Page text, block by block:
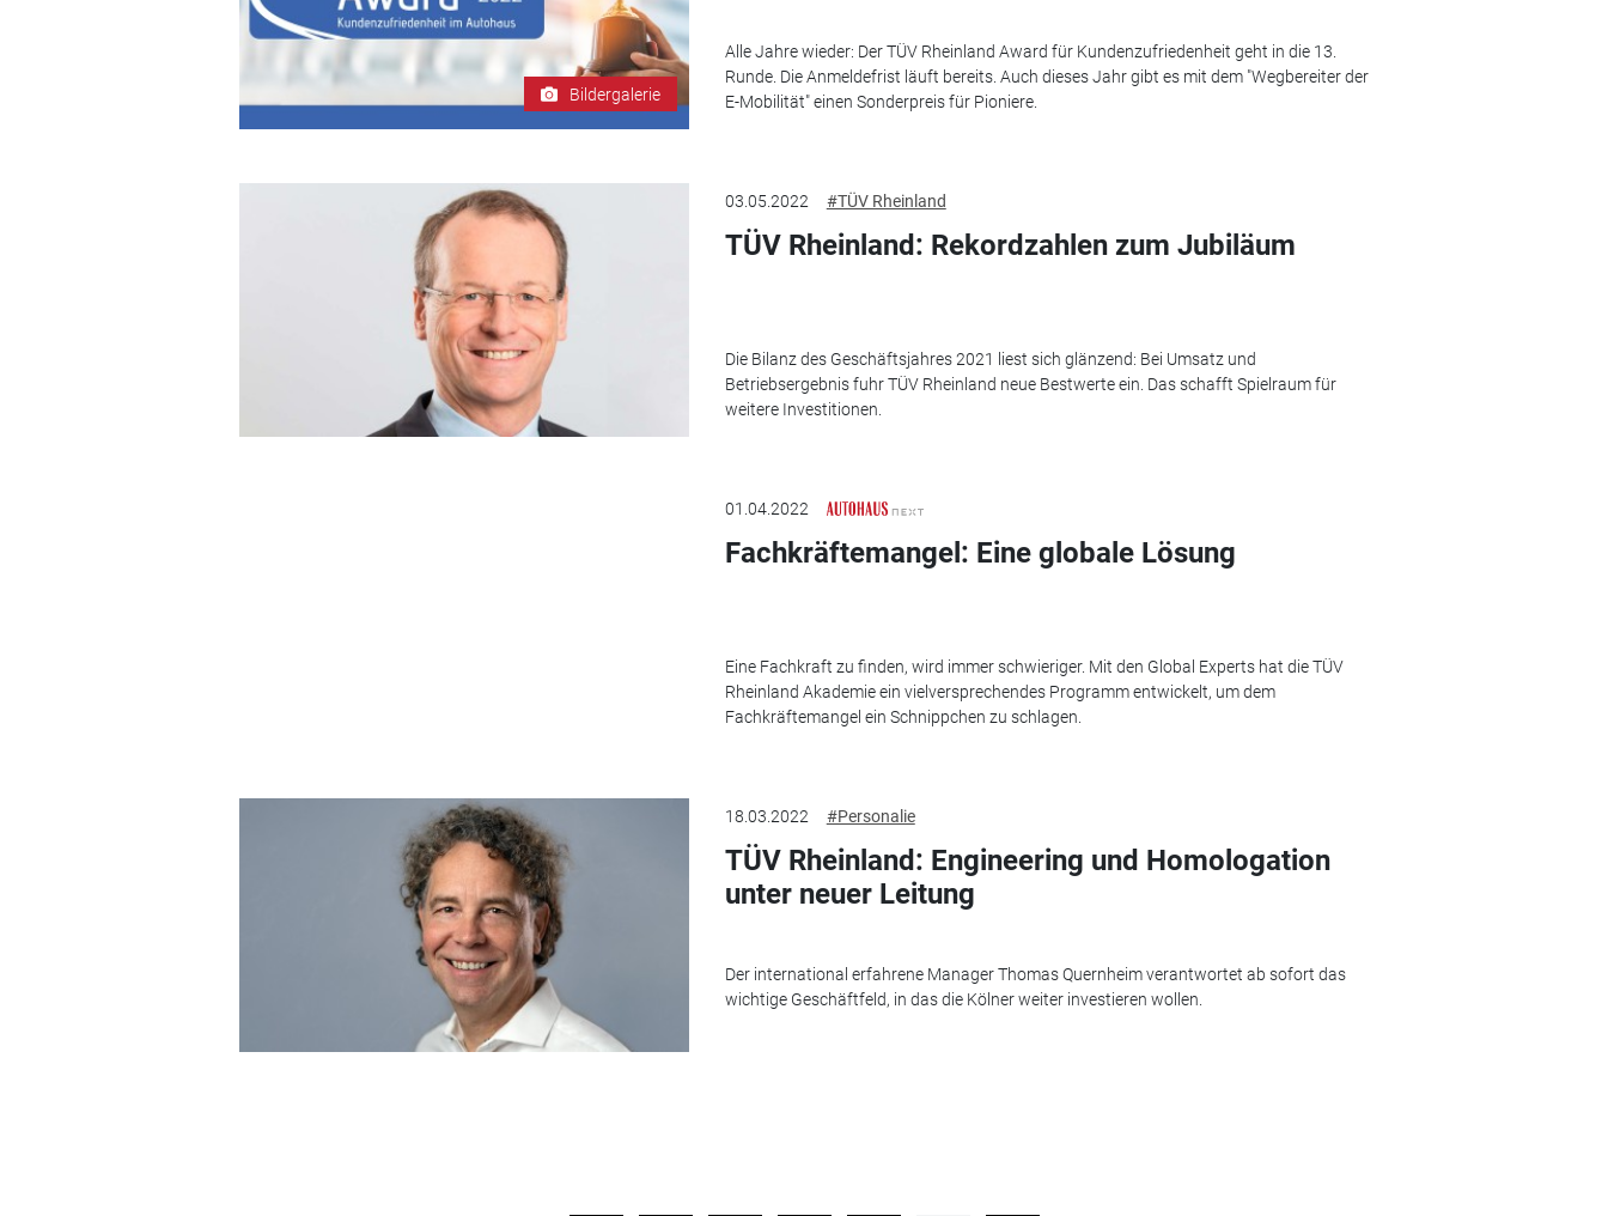
Bildergalerie
Alle Jahre wieder: Der TÜV Rheinland Award für Kundenzufriedenheit geht in die 13.
Runde. Die Anmeldefrist läuft bereits. Auch dieses Jahr gibt es mit dem "Wegbereiter der
E-Mobilität" einen Sonderpreis für Pioniere.
03.05.2022 #TÜV Rheinland
TÜV Rheinland: Rekordzahlen zum Jubiläum
Die Bilanz des Geschäftsjahres 2021 liest sich glänzend: Bei Umsatz und
Betriebsergebnis fuhr TÜV Rheinland neue Bestwerte ein. Das schafft Spielraum für
weitere Investitionen.
01.04.2022
Fachkräftemangel: Eine globale Lösung
Eine Fachkraft zu finden, wird immer schwieriger. Mit den Global Experts hat die TÜV
Rheinland Akademie ein vielversprechendes Programm entwickelt, um dem
Fachkräftemangel ein Schnippchen zu schlagen.
18.03.2022 #Personalie
TÜV Rheinland: Engineering und Homologation
unter neuer Leitung
Der international erfahrene Manager Thomas Quernheim verantwortet ab sofort das
wichtige Geschäftfeld, in das die Kölner weiter investieren wollen.